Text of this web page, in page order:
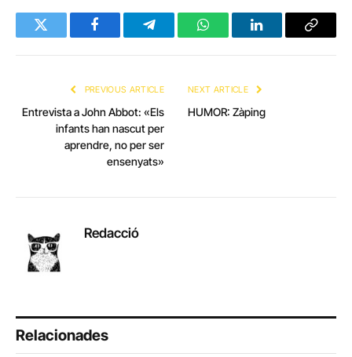
Twitter FacebookTelegramWhatsAppLinkedInCopy
PREVIOUS ARTICLE
Entrevista a John Abbot: «Els
infants han nascut per
aprendre, no per ser
ensenyats»
NEXT ARTICLE
HUMOR: Zàping
Redacció
Relacionades